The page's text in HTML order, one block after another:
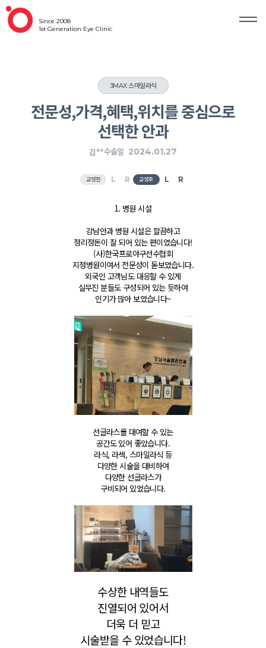
Since 2008
1st Generation Eye Clinic
3MAX 스마일라식
전문성,가격,혜택,위치를 중심으로
선택한 안과
김**수술일 2024.01.27
교정전 교정후
1. 병원 시설
​강남안과 병원 시설은 깔끔하고
정리정돈이 잘 되어 있는 편이였습니다!
(사)한국프로야구선수협회
지정병원이여서 전문성이 돋보였습니다.
외국인 고객님도 대응할 수 있게
실무진 분들도 구성되어 있는 듯하여
인기가 많아 보였습니다~
선글라스를 대여할 수 있는
공간도 있어 좋았습니다.
라식, 라섹, 스마일라식 등
다양한 시술을 대비하여
다양한 선글라스가
구비되어 있었습니다.
수상한 내역들도
진열되어 있어서
더욱 더 믿고
시술받을수 있었습니다!